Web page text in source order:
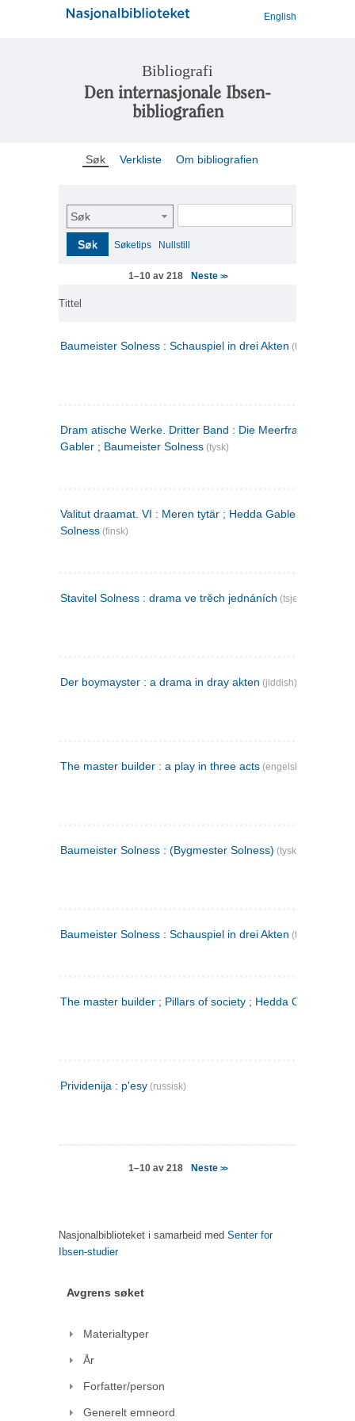
English
Bibliografi
Den internasjonale Ibsen-
bibliografien
Søk Verkliste Om bibliografien
Søk
Søk Søketips Nullstill
1–10 av 218 Neste >>
Tittel
Baumeister Solness : Schauspiel in drei Akten (tysk)
Dram atische Werke. Dritter Band : Die Meerfrau ; Hedda
Gabler ; Baumeister Solness (tysk)
Valitut draamat. VI : Meren tytär ; Hedda Gabler ;
Solness (finsk)
Stavitel Solness : drama ve trěch jednáních (tsjekkisk)
Der boymayster : a drama in dray akten (jiddish)
The master builder : a play in three acts (engelsk)
Baumeister Solness : (Bygmester Solness) (tysk)
Baumeister Solness : Schauspiel in drei Akten (tysk)
The master builder ; Pillars of society ; Hedda Gabler
Prividenija : p'esy (russisk)
1–10 av 218 Neste >>
Nasjonalbiblioteket i samarbeid med Senter for
Ibsen-studier
Avgrens søket
Materialtyper
År
Forfatter/person
Generelt emneord